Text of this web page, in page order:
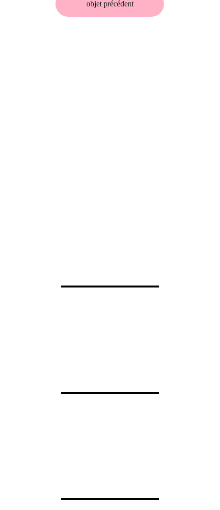
objet précédent